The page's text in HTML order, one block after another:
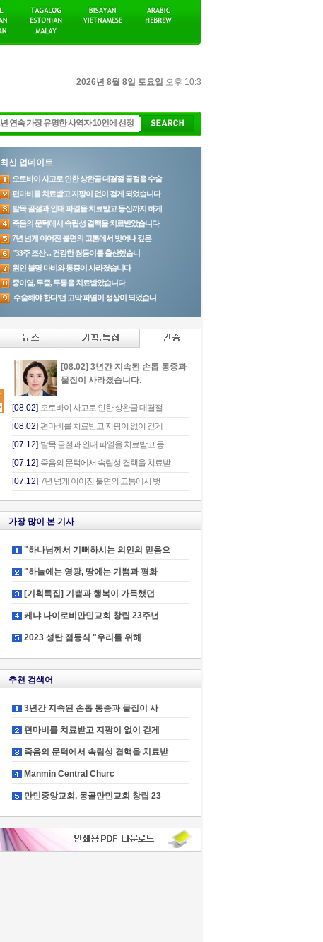
2026년 8월 8일 토요일 오후 10:3
최신 업데이트
오토바이 사고로 인한 상완골 대결절 골절을 수술
편마비를 치료받고 지팡이 없이 걷게 되었습니다
발목 골절과 인대 파열을 치료받고 등산까지 하게
죽음의 문턱에서 속립성 결핵을 치료받았습니다
7년 넘게 이어진 불면의 고통에서 벗어나 깊은
"33주 조산 ... 건강한 쌍둥이를 출산했습니
원인 불명 마비와 통증이 사라졌습니다
중이염, 무좀, 두통을 치료받았습니다
'수술해야 한다'던 고막 파열이 정상이 되었습니
[08.02] 3년간 지속된 손톱 통증과
물집이 사라졌습니다.
[08.02] 오토바이 사고로 인한 상완골 대결절
[08.02] 편마비를 치료받고 지팡이 없이 걷게
[07.12] 발목 골절과 인대 파열을 치료받고 등
[07.12] 죽음의 문턱에서 속립성 결핵을 치료받
[07.12] 7년 넘게 이어진 불면의 고통에서 벗
가장 많이 본 기사
"하나님께서 기뻐하시는 의인의 믿음으
"하늘에는 영광, 땅에는 기쁨과 평화
[기획특집] 기쁨과 행복이 가득했던
케냐 나이로비만민교회 창립 23주년
2023 성탄 점등식 "우리를 위해
추천 검색어
3년간 지속된 손톱 통증과 물집이 사
편마비를 치료받고 지팡이 없이 걷게
죽음의 문턱에서 속립성 결핵을 치료받
Manmin Central Churc
만민중앙교회, 몽골만민교회 창립 23